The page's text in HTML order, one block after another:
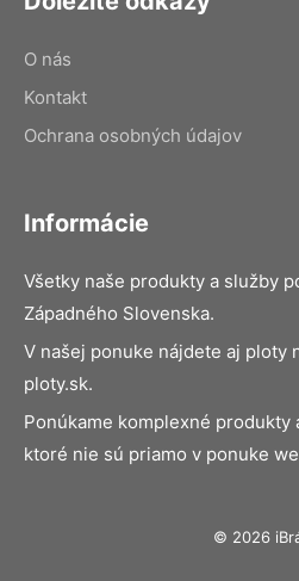
O nás
Kontakt
Ochrana osobných údajov
Informácie
Všetky naše produkty a služby
Západného Slovenska.
V našej ponuke nájdete aj ploty
ploty.sk.
Ponúkame komplexné produkty
ktoré nie sú priamo v ponuke
© 2026